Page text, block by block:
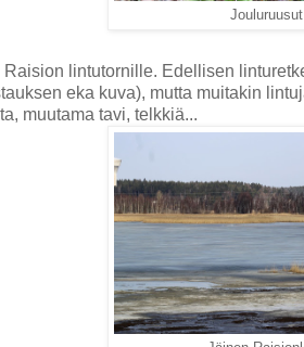
Jouluruusut
lintutornille. Edellisen
eka kuva), mutta muitakin
muutama tavi, telkkiä...